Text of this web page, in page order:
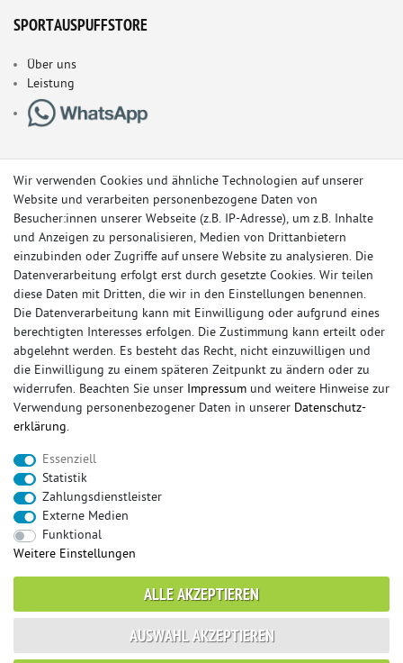
SPORTAUSPUFFSTORE
Über uns
Leistung
© Copyright 2026 Sportauspuff-Store.de - Alle Rechte vorbehalten.
Preisangaben inkl. gesetzlicher MwSt. und zzgl. Versandkosten
Das Internetportal für Sportendschalldämpfer, Komplettanlagen,
Rennsportanlagen, Sportendrohre, Universalteile, Fächerkrümmer,
Vorschalldämpfer, Sportkat, Ersatzrohr und Auspuffzubehör.
FOX, REMUS, FSW, FRIEDRICH MOTORSPORT, EISENMANN, ULTER
SPORT, NOVUS
sportauspuff sportkat
endrohr
downpipe
mittelschalldämpfer
fächerkrümmer
ulter
vorschalldämpfer
fsw
duplex milltek
Wir verwenden Cookies und ähnliche Technologien auf unserer
Website und verarbeiten personenbezogene Daten von
Besucher:innen unserer Webseite (z.B. IP-Adresse), um z.B. Inhalte
und Anzeigen zu personalisieren, Medien von Drittanbietern
einzubinden oder Zugriffe auf unsere Website zu analysieren. Die
Datenverarbeitung erfolgt erst durch gesetzte Cookies. Wir teilen
diese Daten mit Dritten, die wir in den Einstellungen benennen.
Die Datenverarbeitung kann mit Einwilligung oder aufgrund eines
berechtigten Interesses erfolgen. Die Zustimmung kann erteilt oder
abgelehnt werden. Es besteht das Recht, nicht einzuwilligen und
die Einwilligung zu einem späteren Zeitpunkt zu ändern oder zu
widerrufen. Beachten Sie unser Impressum und weitere Hinweise zur
Verwendung personenbezogener Daten in unserer Daten­schutz­
erklärung.
Essenziell
Statistik
Zahlungsdienstleister
Externe Medien
Funktional
Weitere Einstellungen
ALLE AKZEPTIEREN
AUSWAHL AKZEPTIEREN